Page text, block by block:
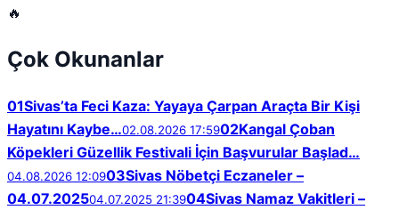
🔥
Çok Okunanlar
01Sivas’ta Feci Kaza: Yayaya Çarpan Araçta Bir Kişi
Hayatını Kaybe…02.08.2026 17:5902Kangal Çoban
Köpekleri Güzellik Festivali İçin Başvurular Başlad…
04.08.2026 12:0903Sivas Nöbetçi Eczaneler –
04.07.202504.07.2025 21:3904Sivas Namaz Vakitleri –